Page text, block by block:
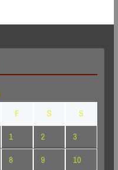
F S
S
1
2
3
8 9
10